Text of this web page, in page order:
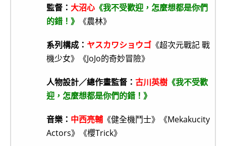
監督： 大沼心 《我不受歡迎，怎麼想都是你們
的錯！》
《農林》
系列構成： ヤスカワショウゴ 《超次元戰記 戰
機少女》《JoJo的奇妙冒險》
人物設計／總作畫監督： 古川英樹 《我不受歡
迎，怎麼想都是你們的錯！》
音樂： 中西亮輔 《健全機鬥士》《Mekakucity
Actors》《櫻Trick》